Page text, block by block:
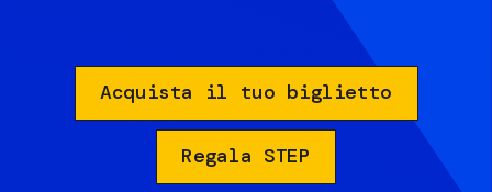
Acquista il tuo biglietto
Regala STEP